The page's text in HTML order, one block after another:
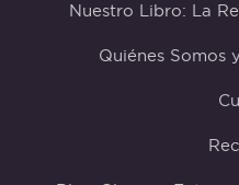
Nuestro Libro: La
Quiénes Somos